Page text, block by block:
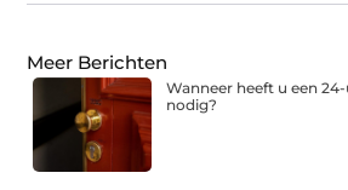
Meer Berichten
Wanneer heeft u een
nodig?